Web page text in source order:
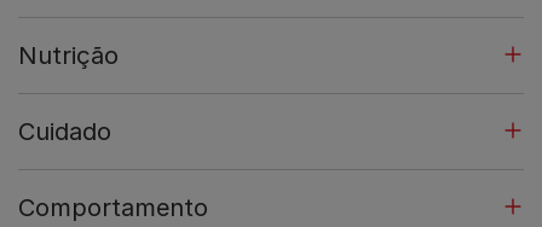
Nutrição
Cuidado
Comportamento